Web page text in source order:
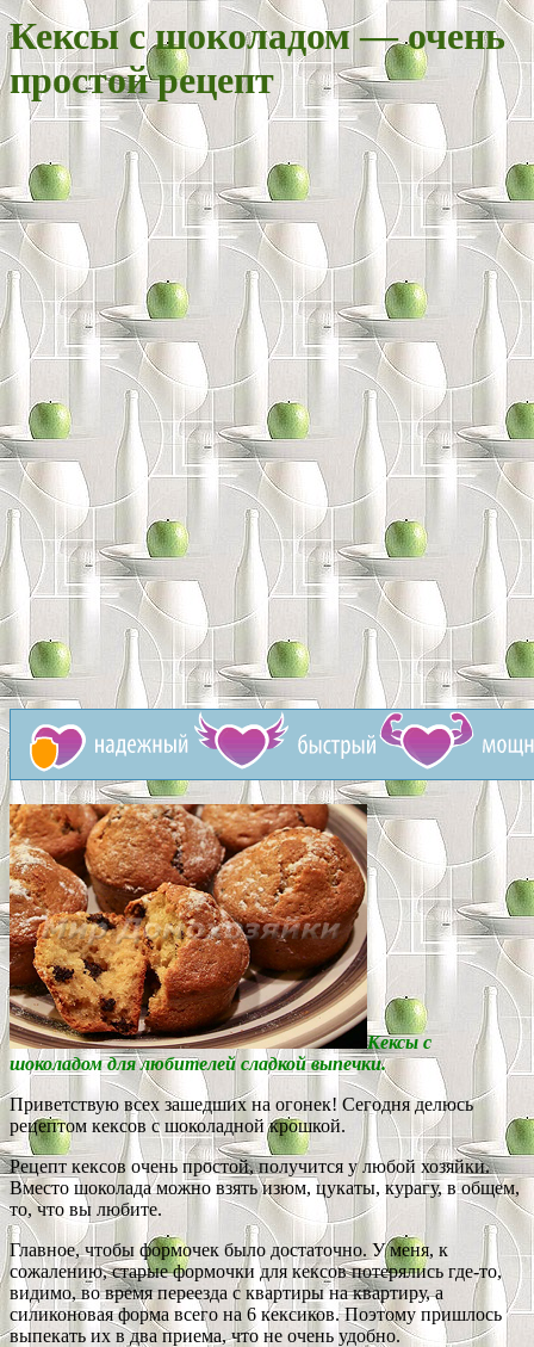
Кексы с шоколадом — очень
простой рецепт
Кексы с
шоколадом для любителей сладкой выпечки.
Приветствую всех зашедших на огонек! Сегодня делюсь
рецептом кексов с шоколадной крошкой.
Рецепт кексов очень простой, получится у любой хозяйки.
Вместо шоколада можно взять изюм, цукаты, курагу, в общем,
то, что вы любите.
Главное, чтобы формочек было достаточно. У меня, к
сожалению, старые формочки для кексов потерялись где-то,
видимо, во время переезда с квартиры на квартиру, а
силиконовая форма всего на 6 кексиков. Поэтому пришлось
выпекать их в два приема, что не очень удобно.